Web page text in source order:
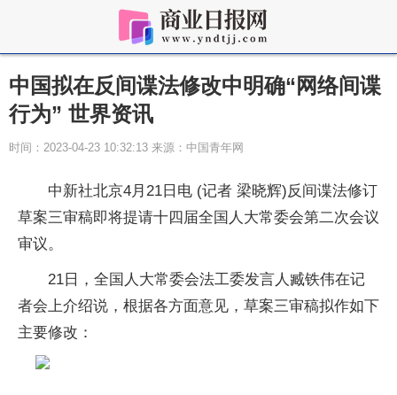
中国拟在反间谍法修改中明确“网络间谍
行为” 世界资讯
时间：2023-04-23 10:32:13 来源：中国青年网
中新社北京4月21日电 (记者 梁晓辉)反间谍法修订
草案三审稿即将提请十四届全国人大常委会第二次会议
审议。
21日，全国人大常委会法工委发言人臧铁伟在记
者会上介绍说，根据各方面意见，草案三审稿拟作如下
主要修改：